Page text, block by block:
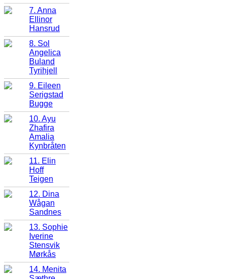
7. Anna
Ellinor
Hansrud
8. Sol
Angelica
Buland
Tyrihjell
9. Eileen
Serigstad
Bugge
10. Ayu
Zhafira
Amalia
Kynbråten
11. Elin
Hoff
Teigen
12. Dina
Wågan
Sandnes
13. Sophie
Iverine
Stensvik
Mørkås
14. Menita